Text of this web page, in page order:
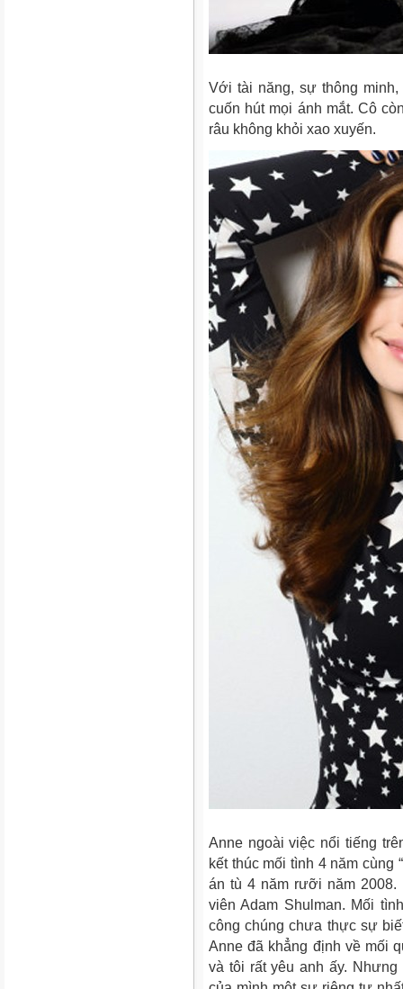
Với tài năng, sự thông
cuốn hút mọi ánh mắt. Cô
râu không khỏi xao xuyến.
Anne ngoài việc nổi tiếng
kết thúc mối tình 4 năm cùng
án tù 4 năm rưỡi năm 2008.
viên Adam Shulman. Mối
công chúng chưa thực sự
Anne đã khẳng định về mối
và tôi rất yêu anh ấy.